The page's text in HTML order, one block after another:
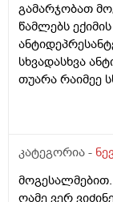
მაგნიტო
მითხრა, რომ
კუნთები
მოხდებაო.
ნებისმიერი
ტკივილი
ტერფი,
იქნებ მითხრათ,
მიზეზი და რა
გამარჯობათ
წამლებს
სხვადასხვა
თუარა რაიმეე
ხოლმე უკვე
დამთხვევააა
რაგაცები
კატეგორია -
ღამე ვერ